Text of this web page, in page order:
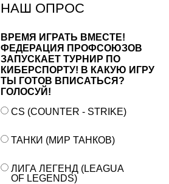
НАШ ОПРОС
ВРЕМЯ ИГРАТЬ ВМЕСТЕ!
ФЕДЕРАЦИЯ ПРОФСОЮЗОВ
ЗАПУСКАЕТ ТУРНИР ПО
КИБЕРСПОРТУ! В КАКУЮ ИГРУ
ТЫ ГОТОВ ВПИСАТЬСЯ?
ГОЛОСУЙ!
CS (COUNTER - STRIKE)
ТАНКИ (МИР ТАНКОВ)
ЛИГА ЛЕГЕНД (LEAGUA
OF LEGENDS)